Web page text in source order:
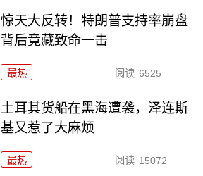
惊天大反转！特朗普支持率崩盘
背后竟藏致命一击
最热 阅读 6525
土耳其货船在黑海遭袭，泽连斯
基又惹了大麻烦
最热 阅读 15072